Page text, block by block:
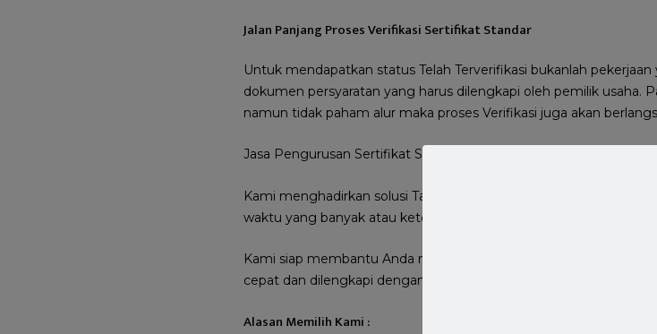
Jalan Panjang Proses Verifikasi Sertifikat Standar
Untuk mendapatkan status Telah Terverifikasi bukanlah
dokumen persyaratan yang harus dilengkapi oleh pemilik usaha.
namun tidak paham alur maka proses Verifikasi juga akan
Jasa Pengurusan Sertifikat Standar Proses Cepat
Kami menghadirkan solusi Tanpa batas bagi siapapun yang
waktu yang banyak atau keterbatasan sumber daya manusia.
Kami siap membantu Anda mengurus izin usaha restoran milik
cepat dan dilengkapi dengan pengetahuan tentang regulasi
Alasan Memilih Kami :